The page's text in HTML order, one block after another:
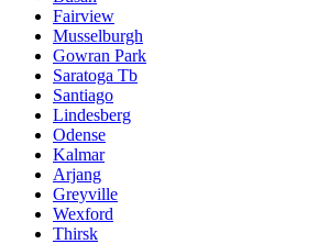
Fairview
Musselburgh
Gowran Park
Saratoga Tb
Santiago
Lindesberg
Odense
Kalmar
Arjang
Greyville
Wexford
Thirsk